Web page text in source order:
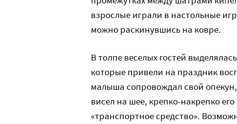
взрослые играли в настольные
можно раскинувшись на ковре.
В толпе веселых гостей
которые привели на праздник
малыша сопровождал свой
висел на шее, крепко-накрепко
«транспортное средство».